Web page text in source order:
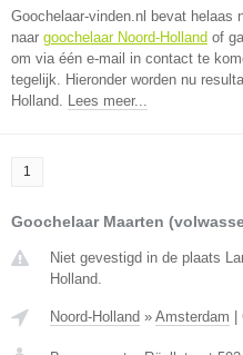
Goochelaar-vinden.nl bevat helaas
naar goochelaar Noord-Holland of
om via één e-mail in contact te
tegelijk. Hieronder worden nu
Holland. Lees meer...
1
Goochelaar Maarten
Niet gevestigd in de plaats
Holland.
Noord-Holland » Amsterdam